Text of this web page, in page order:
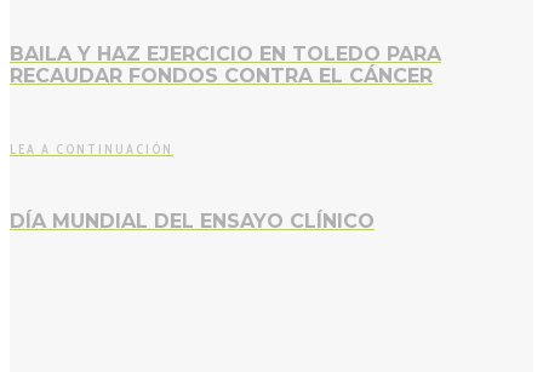
BAILA Y HAZ EJERCICIO EN TOLEDO PARA
RECAUDAR FONDOS CONTRA EL CÁNCER
LEA A CONTINUACIÓN
DÍA MUNDIAL DEL ENSAYO CLÍNICO